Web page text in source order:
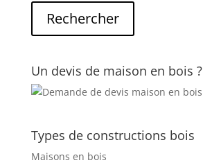
Un devis de maison en bois ?
Types de constructions bois
Maisons en bois